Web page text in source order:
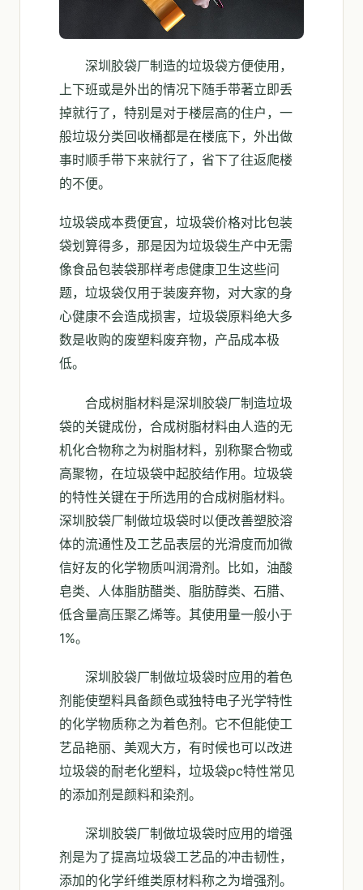
深圳胶袋厂制造的垃圾袋方便使用，
上下班或是外出的情况下随手带著立即丢
掉就行了，特别是对于楼层高的住户，一
般垃圾分类回收桶都是在楼底下，外出做
事时顺手带下来就行了，省下了往返爬楼
的不便。
垃圾袋成本费便宜，垃圾袋价格对比包装
袋划算得多，那是因为垃圾袋生产中无需
像食品包装袋那样考虑健康卫生这些问
题，垃圾袋仅用于装废弃物，对大家的身
心健康不会造成损害，垃圾袋原料绝大多
数是收购的废塑料废弃物，产品成本极
低。
合成树脂材料是深圳胶袋厂制造垃圾
袋的关键成份，合成树脂材料由人造的无
机化合物称之为树脂材料，别称聚合物或
高聚物，在垃圾袋中起胶结作用。垃圾袋
的特性关键在于所选用的合成树脂材料。
深圳胶袋厂制做垃圾袋时以便改善塑胶溶
体的流通性及工艺品表层的光滑度而加微
信好友的化学物质叫润滑剂。比如，油酸
皂类、人体脂肪醋类、脂肪醇类、石腊、
低含量高压聚乙烯等。其使用量一般小于
1%。
深圳胶袋厂制做垃圾袋时应用的着色
剂能使塑料具备颜色或独特电子光学特性
的化学物质称之为着色剂。它不但能使工
艺品艳丽、美观大方，有时候也可以改进
垃圾袋的耐老化塑料，垃圾袋pc特性常见
的添加剂是颜料和染剂。
深圳胶袋厂制做垃圾袋时应用的增强
剂是为了提高垃圾袋工艺品的冲击韧性，
添加的化学纤维类原材料称之为增强剂。